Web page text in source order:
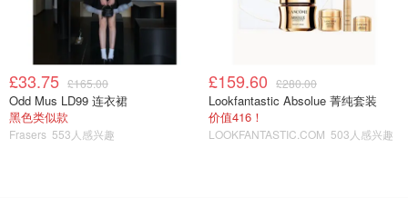
£33.75 £165.00
Odd Mus LD99 连衣裙
黑色类似款
Frasers 553人感兴趣
£159.60 £280.00
Lookfantastic Absolue 菁纯套装
价值416！
LOOKFANTASTIC.COM 503人感兴趣